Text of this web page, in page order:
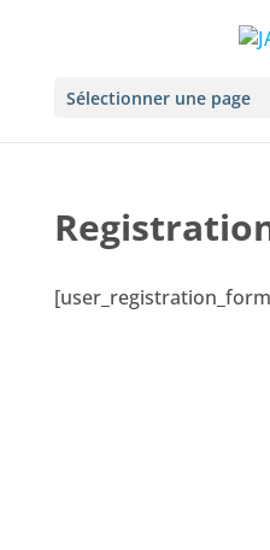
Sélectionner une page
[user_registration_form